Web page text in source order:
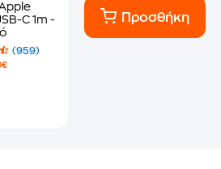
C 1m -
(959)
Προσθήκη